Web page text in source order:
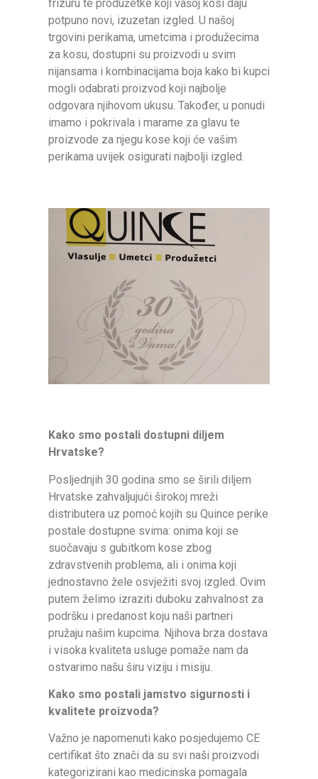
frizuru te produžetke koji vašoj kosi daju
potpuno novi, izuzetan izgled. U našoj
trgovini perikama, umetcima i produžecima
za kosu, dostupni su proizvodi u svim
nijansama i kombinacijama boja kako bi kupci
mogli odabrati proizvod koji najbolje
odgovara njihovom ukusu. Također, u ponudi
imamo i pokrivala i marame za glavu te
proizvode za njegu kose koji će vašim
perikama uvijek osigurati najbolji izgled.
Kako smo postali dostupni diljem
Hrvatske?
Posljednjih 30 godina smo se širili diljem
Hrvatske zahvaljujući širokoj mreži
distributera uz pomoć kojih su Quince perike
postale dostupne svima: onima koji se
suočavaju s gubitkom kose zbog
zdravstvenih problema, ali i onima koji
jednostavno žele osvježiti svoj izgled. Ovim
putem želimo izraziti duboku zahvalnost za
podršku i predanost koju naši partneri
pružaju našim kupcima. Njihova brza dostava
i visoka kvaliteta usluge pomaže nam da
ostvarimo našu širu viziju i misiju.
Kako smo postali jamstvo sigurnosti i
kvalitete proizvoda?
Važno je napomenuti kako posjedujemo CE
certifikat što znači da su svi naši proizvodi
kategorizirani kao medicinska pomagala